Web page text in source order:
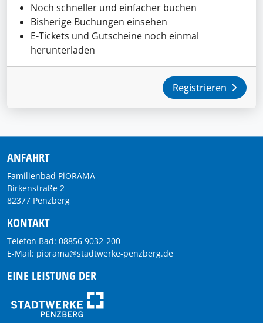
Noch schneller und einfacher buchen
Bisherige Buchungen einsehen
E-Tickets und Gutscheine noch einmal
herunterladen
Registrieren
ANFAHRT
Familienbad PiORAMA
Birkenstraße 2
82377 Penzberg
KONTAKT
Telefon Bad: 08856 9032-200
E-Mail: piorama@stadtwerke-penzberg.de
EINE LEISTUNG DER